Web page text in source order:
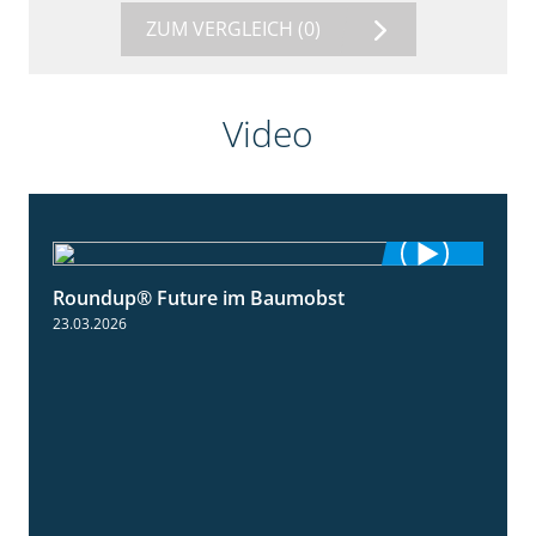
ZUM VERGLEICH (0)
Video
Roundup® Future im Baumobst
23.03.2026